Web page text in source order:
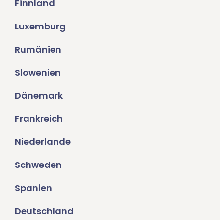
Finnland
Luxemburg
Rumänien
Slowenien
Dänemark
Frankreich
Niederlande
Schweden
Spanien
Deutschland